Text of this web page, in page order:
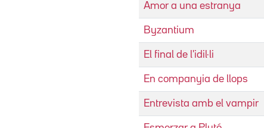
Amor a una estranya
Byzantium
El final de l'idil·li
En companyia de llops
Entrevista amb el vampir